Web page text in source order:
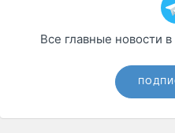
Все главные новости